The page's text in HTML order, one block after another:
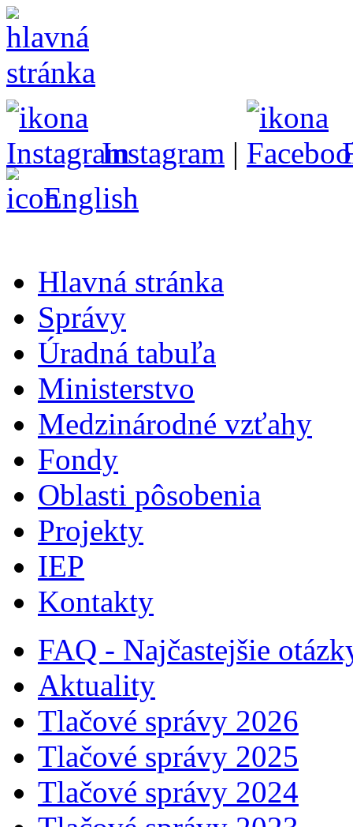
Instagram |
English
Hlavná stránka
Správy
Úradná tabuľa
Ministerstvo
Medzinárodné vzťahy
Fondy
Oblasti pôsobenia
Projekty
IEP
Kontakty
FAQ - Najčastejšie
Aktuality
Tlačové správy 2026
Tlačové správy 2025
Tlačové správy 2024